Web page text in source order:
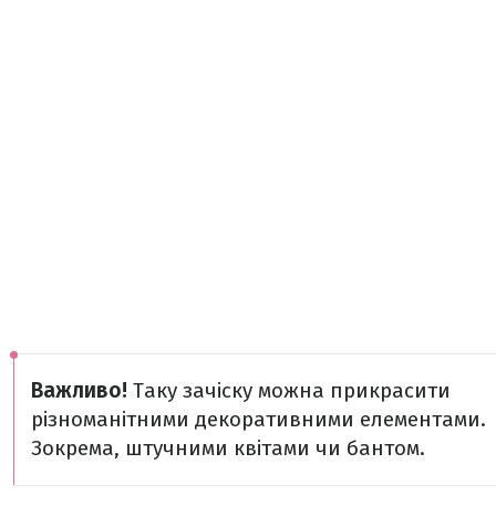
Важливо! Таку зачіску можна прикрасити
різноманітними декоративними елементами.
Зокрема, штучними квітами чи бантом.